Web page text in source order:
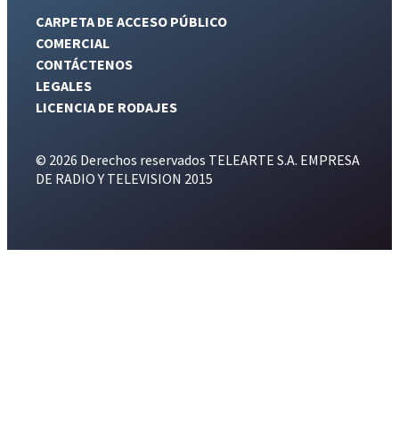
CARPETA DE ACCESO PÚBLICO
COMERCIAL
CONTÁCTENOS
LEGALES
LICENCIA DE RODAJES
© 2026 Derechos reservados TELEARTE S.A. EMPRESA
DE RADIO Y TELEVISION 2015